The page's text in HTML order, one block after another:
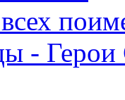
- Герои